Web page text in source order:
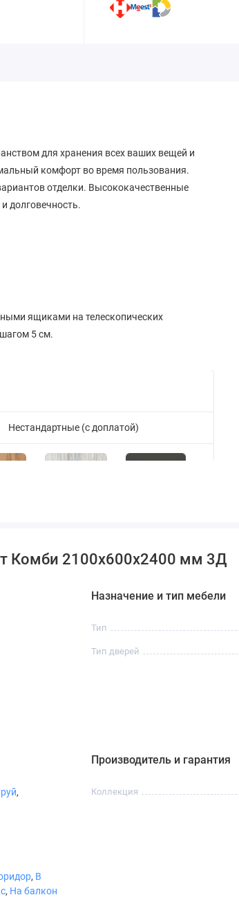
для хранения всех ваших вещей и
комфорт во время пользования.
отделки. Высококачественные
долговечность.
ящиками на телескопических
5 см.
Нестандартные (с доплатой)
Сосна Натти Антрацит
Комби 2100х600х2400 мм 3Д
Назначение и тип мебели
Тип
Тип дверей
,
Производитель и гарантия
Коллекция
, В
, На балкон